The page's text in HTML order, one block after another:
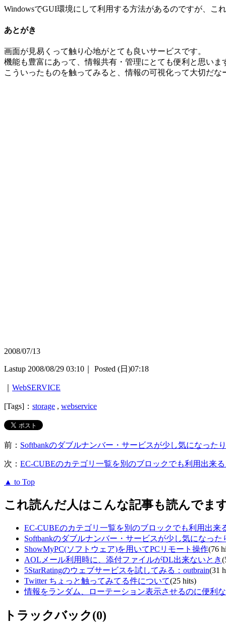
WindowsでGUI環境にして利用する方法があるのですが、こ
あとがき
画面が見易くって触り心地がとても良いサービスです。
機能も豊富にあって、情報共有・管理にとても便利と思いま
こういったものを触ってみると、情報の可視化って大切だな
2008/07/13
Lastup 2008/08/29 03:10｜ Posted (日)07:18
WebSERVICE
[Tags]： storage , webservice
前： Softbankのダブルナンバー・サービスが少し気になったり
次： EC-CUBEのカテゴリ一覧を別のブロックでも利用出来
▲ to Top
これ読んだ人はこんな記事も読んでま
EC-CUBEのカテゴリ一覧を別のブロックでも利用出来
Softbankのダブルナンバー・サービスが少し気になった
ShowMyPC(ソフトウェア)を用いてPCリモート操作(76
AOLメール利用時に、添付ファイルがDL出来ないとき
5StarRatingのウェブサービスを試してみる：outbrain(31
Twitter ちょっと触ってみてる件について(25 hits)
情報をランダム、ローテーション表示させるのに便利
トラックバック(0)